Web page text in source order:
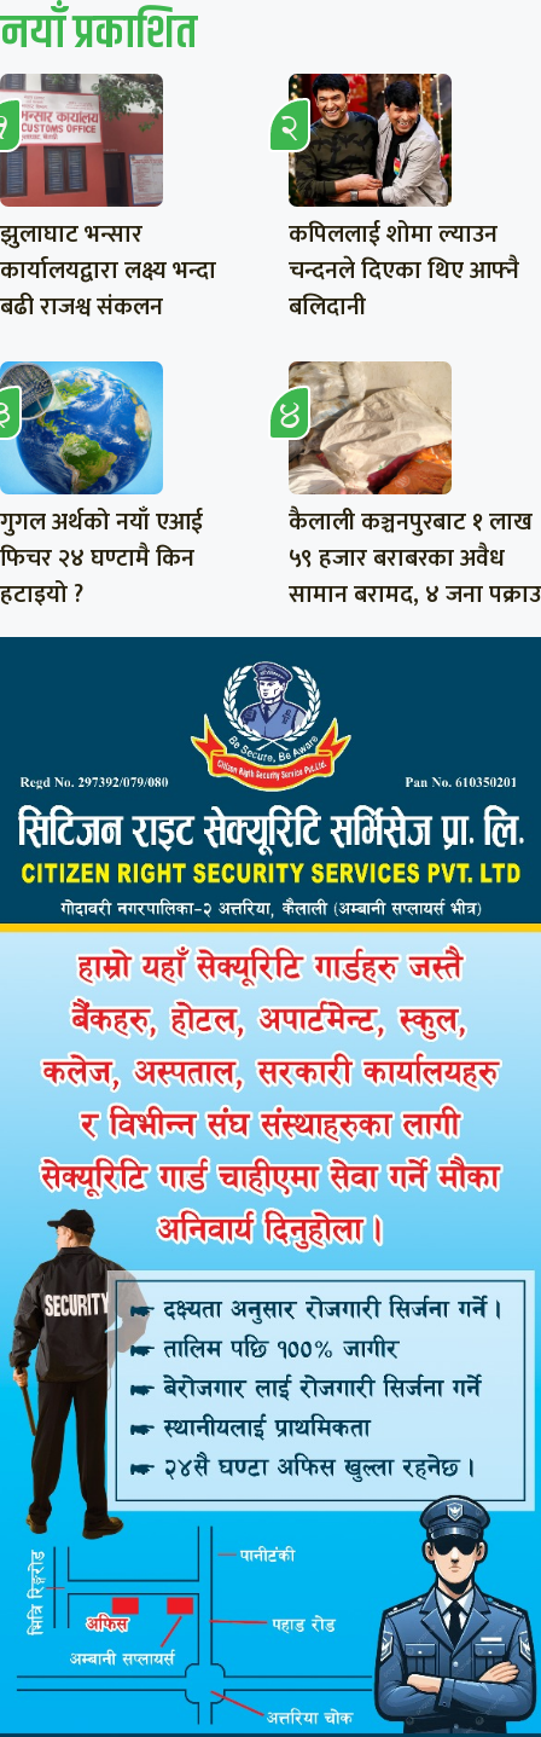
नयाँ प्रकाशित
झुलाघाट भन्सार
कार्यालयद्वारा लक्ष्य भन्दा
बढी राजश्व संकलन
कपिललाई शोमा ल्याउन
चन्दनले दिएका थिए आफ्नै
बलिदानी
गुगल अर्थको नयाँ एआई
फिचर २४ घण्टामै किन
हटाइयो ?
कैलाली कञ्चनपुरबाट १ लाख
५९ हजार बराबरका अवैध
सामान बरामद, ४ जना पक्राउ